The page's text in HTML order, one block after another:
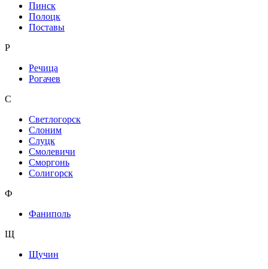
Пинск
Полоцк
Поставы
Р
Речица
Рогачев
С
Светлогорск
Слоним
Слуцк
Смолевичи
Сморгонь
Солигорск
Ф
Фаниполь
Щ
Щучин